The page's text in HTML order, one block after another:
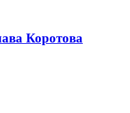
Коротова